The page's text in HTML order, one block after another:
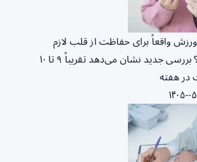
واقعاً برای حفاظت از قلب لازم
است؟ بررسی جدید نشان می‌دهد تقریباً ۹ تا ۱۰
هفته